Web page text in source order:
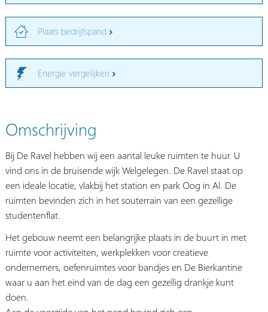
Plaats bedrijfspand
Energie vergelijken
Omschrijving
Bij De Ravel hebben wij een aantal leuke ruimten te huur. U
vind ons in de bruisende wijk Welgelegen. De Ravel staat op
een ideale locatie, vlakbij het station en park Oog in Al. De
ruimten bevinden zich in het souterrain van een gezellige
studentenflat.
Het gebouw neemt een belangrijke plaats in de buurt in met
ruimte voor activiteiten, werkplekken voor creatieve
ondernemers, oefenruimtes voor bandjes en De Bierkantine
waar u aan het eind van de dag een gezellig drankje kunt
doen.